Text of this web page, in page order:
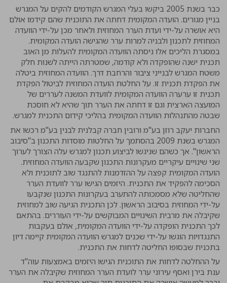
כבר בשנת 2005 ביקשו בעלי המגרש הקודמים להקים על המגרש
בניין מגורים. הועדה המקומית דחתה את התוכנית שהם קידמו אולם
היא אושרה על-ידי ועדת הערר המחוזית ולאחר מכן על-ידי הוועדה
המחוזית לתכנון ולבניה למרות ערר שהגישה הועדה המקומית.
במסגרת הליכים אלו ניסתה הוועדה המקומית להעלות מן האוב
תכנית ישנה שהופקדה ולא קודמה, שמטרתה הייתה לשנות חלק
משטח המגרש לבנייני ציבור והרחבת דרך. הוועדה המחוזית ביטלה
את הפקדת תכנית זו. על החלטת הועדה המחוזית לביטול הפקדת
תכנית זו ערערה הוועדה המקומית לוועדת המשנה לעררים של
המועצה הארצית וגם זו דחתה את הערר תוך שהיא לא חוסכת
שבטה מהתנהלות הוועדה המקומית בהליכי קידום התכנית למגרש.
החברות יעקב רוזן בע"מ ורובין חברה קבלנית לבנין בע"מ רכשו את
המגרש בשנת 2009 בהסתמך על החלטות מוסדות התכנון ב"סיבוב
הראשון". אך כשהם שניגשו לביצוע תכנון למגרש עלה הצורך לערוך
שני שינויים עיקריים מעקרונות התכנון שקבעה הוועדה המחוזית.
הועדה המקומית קפצה על ההזדמנות להתנגד שוב לתוכנית ולא
הסכימה להפקיד את התכנית. היזמים הגישו ערר לוועדת הערר
שהחליטה שלא מסמכותה להתערב בעקרונות התכנון שנקבעו
על-ידי המחוזית בסיבוב הראשון. לכן התכנית הגיעה שוב למחוזית
שקיבלה את מרבית השינויים המבוקשים על-ידי העוררים. בהתאם
לכך התכנית הופקדה על-ידי הוועדה המקומית, אולם בעקבות
התנגדויות הוגשו על-ידי שכנים למגרש הוועדה המקומית קיימה דיון
בתכנית שבסופו החליטה לדחות את התכנית.
על ההחלטה לדחות את התוכנית הגישו היזמים באמצעות עוה"ד
ענת בירן ואסף עירוני ערר לועדת הערר המחוזית שקיבלה את הערר